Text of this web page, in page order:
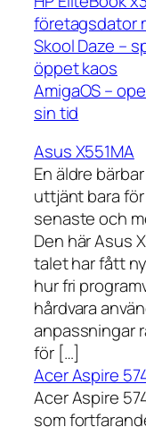
företagsdator
Skool Daze –
öppet kaos
AmigaOS –
sin tid
Asus X551MA
En äldre
uttjänt bara
senaste och
Den här Asus
talet har fått
hur fri
hårdvara
anpassningar
för […]
Acer Aspire
Acer Aspire
som